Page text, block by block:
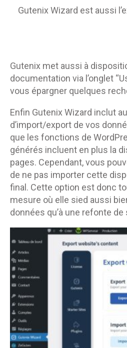
Gutenix Wizard est aussi
Gutenix met aussi à
documentation via l’onglet
vous épargner quelques
Enfin Gutenix Wizard inclut
d’import/export de vos
que les fonctions de
générés incluent en plus la
pages. Cependant, vous
de ne pas importer cette
final. Cette option est donc
mesure où elle sied aussi
données qu’à une refonte de